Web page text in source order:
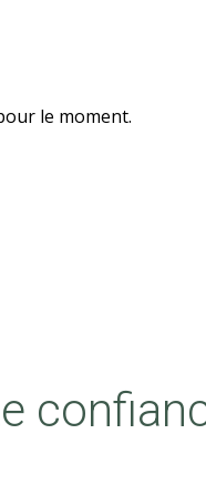
le moment.